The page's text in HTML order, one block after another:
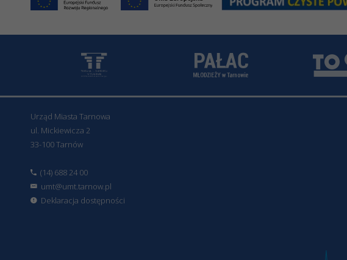
Urząd Miasta Tarnowa
ul. Mickiewicza 2
33-100 Tarnów
(14) 688 24 00
umt@umt.tarnow.pl
Deklaracja dostępności